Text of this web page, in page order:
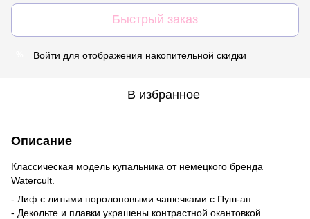
Быстрый заказ
Войти для отображения накопительной скидки
В избранное
Описание
Классическая модель купальника от немецкого бренда
Watercult.
- Лиф с литыми поролоновыми чашечками с Пуш-ап
- Декольте и плавки украшены контрастной окантовкой